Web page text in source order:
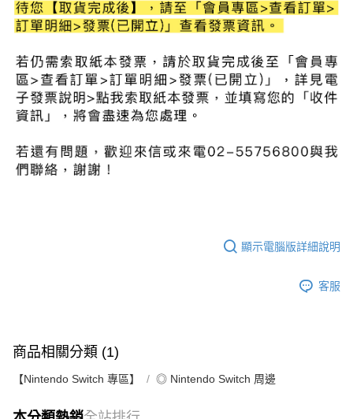
顯示電腦版詳細說明
客服
商品相關分類 (1)
【Nintendo Switch 專區】 ◎ Nintendo Switch 周邊